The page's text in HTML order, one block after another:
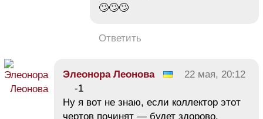
🙄🙄🙄
Ответить
Элеонора Леонова
22 мая, 20:12
-1
Ну я вот не знаю, если коллектор этот
чертов починят — будет здорово.